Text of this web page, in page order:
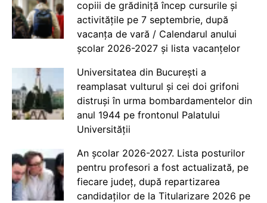
copiii de grădiniță încep cursurile și
activitățile pe 7 septembrie, după
vacanța de vară / Calendarul anului
școlar 2026-2027 și lista vacanțelor
Universitatea din București a
reamplasat vulturul și cei doi grifoni
distruși în urma bombardamentelor din
anul 1944 pe frontonul Palatului
Universității
An școlar 2026-2027. Lista posturilor
pentru profesori a fost actualizată, pe
fiecare județ, după repartizarea
candidaților de la Titularizare 2026 pe